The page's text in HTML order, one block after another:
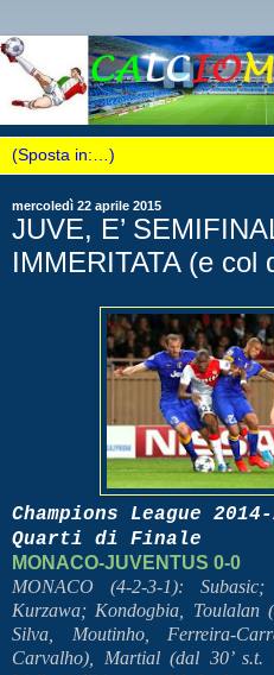
mercoledì 22 aprile 2015
JUVE, E’
IMMERITATA (e
Champions League
Quarti di Finale
MONACO-JUVENTUS 0-0
MONACO (4-2-3-1):
Kurzawa; Kondogbia, Toulalan
Silva, Moutinho, Ferreira-
Carvalho), Martial (dal 30’ s.t.